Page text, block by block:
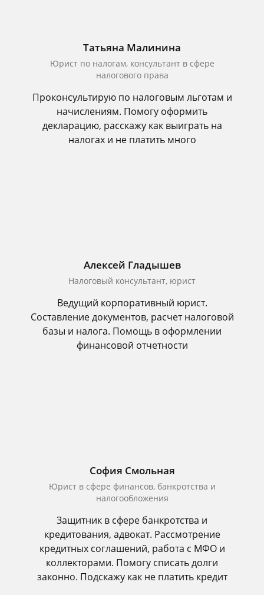
Татьяна Малинина
Юрист по налогам, консультант в сфере
налогового права
Проконсультирую по налоговым льготам и
начислениям. Помогу оформить
декларацию, расскажу как выиграть на
налогах и не платить много
Алексей Гладышев
Налоговый консультант, юрист
Ведущий корпоративный юрист.
Составление документов, расчет налоговой
базы и налога. Помощь в оформлении
финансовой отчетности
София Смольная
Юрист в сфере финансов, банкротства и
налогообложения
Защитник в сфере банкротства и
кредитования, адвокат. Рассмотрение
кредитных соглашений, работа с МФО и
коллекторами. Помогу списать долги
законно. Подскажу как не платить кредит